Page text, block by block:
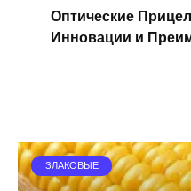
Оптические
Инновации и
ЗЛАКОВЫЕ